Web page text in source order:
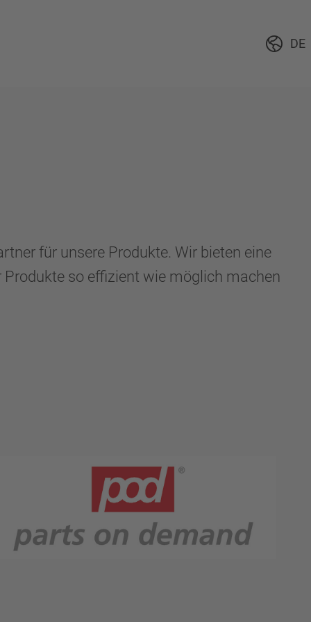
DE
für unsere Produkte. Wir bieten eine
Produkte so effizient wie möglich machen